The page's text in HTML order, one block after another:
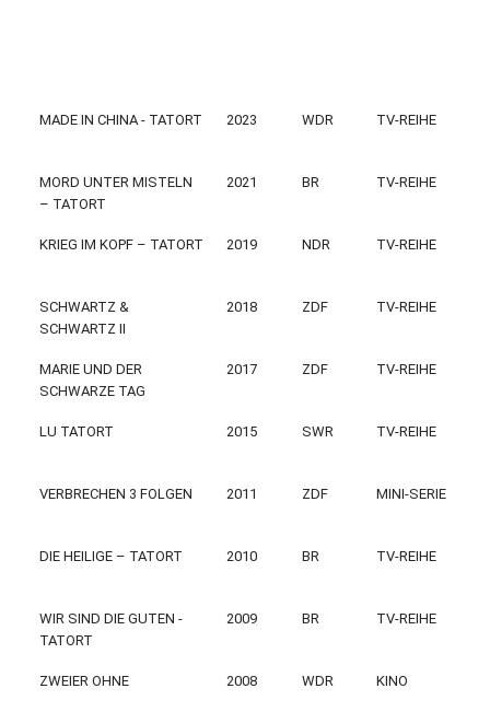
MADE IN CHINA - TATORT 2023 WDR TV-REIHE
MORD UNTER MISTELN
– TATORT
2021 BR TV-REIHE
KRIEG IM KOPF – TATORT 2019 NDR TV-REIHE
SCHWARTZ &
SCHWARTZ II
2018 ZDF TV-REIHE
MARIE UND DER
SCHWARZE TAG
2017 ZDF TV-REIHE
LU TATORT 2015 SWR TV-REIHE
VERBRECHEN 3 FOLGEN 2011 ZDF MINI-SERIE
DIE HEILIGE – TATORT 2010 BR TV-REIHE
WIR SIND DIE GUTEN -
TATORT
2009 BR TV-REIHE
ZWEIER OHNE 2008 WDR KINO